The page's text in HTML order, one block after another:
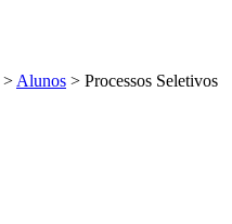
> Alunos > Processos Seletivos